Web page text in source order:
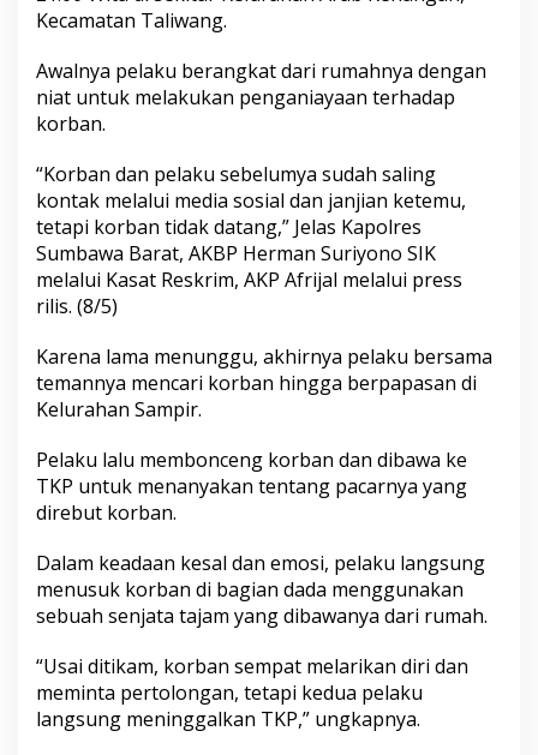
Kecamatan Taliwang.
Awalnya pelaku berangkat dari rumahnya dengan
niat untuk melakukan penganiayaan terhadap
korban.
“Korban dan pelaku sebelumya sudah saling
kontak melalui media sosial dan janjian ketemu,
tetapi korban tidak datang,” Jelas Kapolres
Sumbawa Barat, AKBP Herman Suriyono SIK
melalui Kasat Reskrim, AKP Afrijal melalui press
rilis. (8/5)
Karena lama menunggu, akhirnya pelaku bersama
temannya mencari korban hingga berpapasan di
Kelurahan Sampir.
Pelaku lalu membonceng korban dan dibawa ke
TKP untuk menanyakan tentang pacarnya yang
direbut korban.
Dalam keadaan kesal dan emosi, pelaku langsung
menusuk korban di bagian dada menggunakan
sebuah senjata tajam yang dibawanya dari rumah.
“Usai ditikam, korban sempat melarikan diri dan
meminta pertolongan, tetapi kedua pelaku
langsung meninggalkan TKP,” ungkapnya.